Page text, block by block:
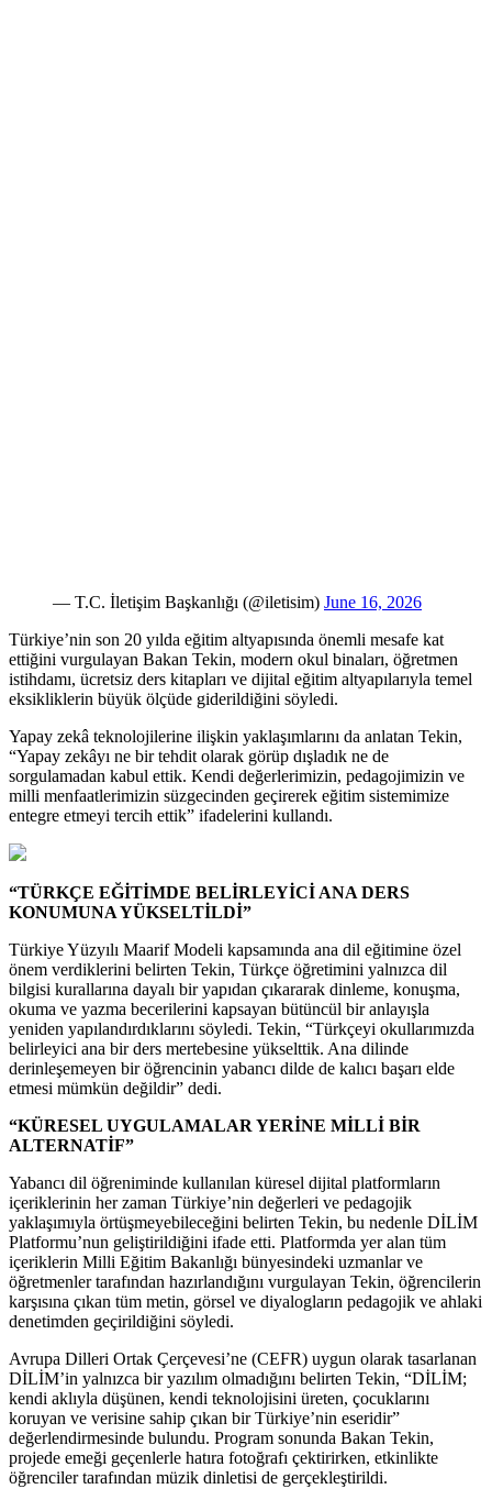
— T.C. İletişim Başkanlığı (@iletisim) June 16, 2026
Türkiye’nin son 20 yılda eğitim altyapısında önemli mesafe kat
ettiğini vurgulayan Bakan Tekin, modern okul binaları, öğretmen
istihdamı, ücretsiz ders kitapları ve dijital eğitim altyapılarıyla temel
eksikliklerin büyük ölçüde giderildiğini söyledi.
Yapay zekâ teknolojilerine ilişkin yaklaşımlarını da anlatan Tekin,
“Yapay zekâyı ne bir tehdit olarak görüp dışladık ne de
sorgulamadan kabul ettik. Kendi değerlerimizin, pedagojimizin ve
milli menfaatlerimizin süzgecinden geçirerek eğitim sistemimize
entegre etmeyi tercih ettik” ifadelerini kullandı.
“TÜRKÇE EĞİTİMDE BELİRLEYİCİ ANA DERS
KONUMUNA YÜKSELTİLDİ”
Türkiye Yüzyılı Maarif Modeli kapsamında ana dil eğitimine özel
önem verdiklerini belirten Tekin, Türkçe öğretimini yalnızca dil
bilgisi kurallarına dayalı bir yapıdan çıkararak dinleme, konuşma,
okuma ve yazma becerilerini kapsayan bütüncül bir anlayışla
yeniden yapılandırdıklarını söyledi. Tekin, “Türkçeyi okullarımızda
belirleyici ana bir ders mertebesine yükselttik. Ana dilinde
derinleşemeyen bir öğrencinin yabancı dilde de kalıcı başarı elde
etmesi mümkün değildir” dedi.
“KÜRESEL UYGULAMALAR YERİNE MİLLİ BİR
ALTERNATİF”
Yabancı dil öğreniminde kullanılan küresel dijital platformların
içeriklerinin her zaman Türkiye’nin değerleri ve pedagojik
yaklaşımıyla örtüşmeyebileceğini belirten Tekin, bu nedenle DİLİM
Platformu’nun geliştirildiğini ifade etti. Platformda yer alan tüm
içeriklerin Milli Eğitim Bakanlığı bünyesindeki uzmanlar ve
öğretmenler tarafından hazırlandığını vurgulayan Tekin, öğrencilerin
karşısına çıkan tüm metin, görsel ve diyalogların pedagojik ve ahlaki
denetimden geçirildiğini söyledi.
Avrupa Dilleri Ortak Çerçevesi’ne (CEFR) uygun olarak tasarlanan
DİLİM’in yalnızca bir yazılım olmadığını belirten Tekin, “DİLİM;
kendi aklıyla düşünen, kendi teknolojisini üreten, çocuklarını
koruyan ve verisine sahip çıkan bir Türkiye’nin eseridir”
değerlendirmesinde bulundu. Program sonunda Bakan Tekin,
projede emeği geçenlerle hatıra fotoğrafı çektirirken, etkinlikte
öğrenciler tarafından müzik dinletisi de gerçekleştirildi.